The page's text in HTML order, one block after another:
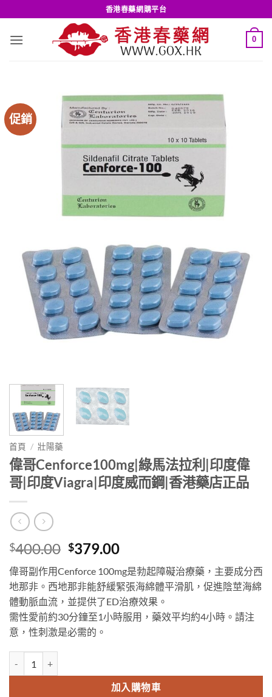
to
content
香港春藥網購平台
0
促銷
首頁 / 壯陽藥
偉哥Cenforce100mg|綠馬法拉利|印度偉
哥|印度Viagra|印度威而鋼|香港藥店正品
$400.00 Original
was:
$400.00.
$379.00Current
price
is:
$379.00.
偉哥副作用Cenforce 100mg是勃起障礙治療藥，主要成分西
地那非。西地那非能舒緩緊張海綿體平滑肌，促進陰莖海綿
體動脈血流，並提供了ED治療效果。
需性愛前約30分鐘至1小時服用，藥效平均約4小時。請注
意，性刺激是必需的。
加入購物車